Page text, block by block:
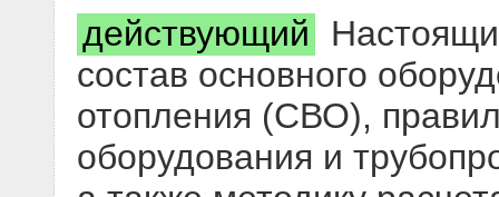
действующий
состав основного
отопления (СВО),
оборудования и